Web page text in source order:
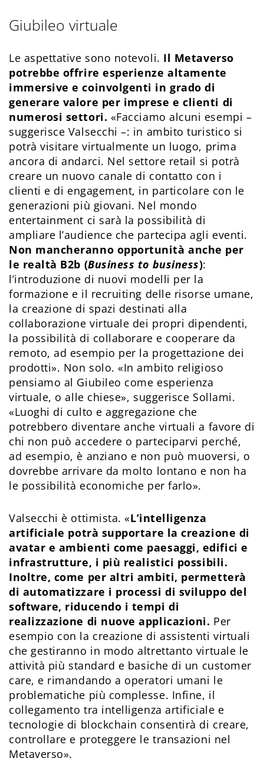
Giubileo virtuale
Le aspettative sono notevoli. Il Metaverso
potrebbe offrire esperienze altamente
immersive e coinvolgenti in grado di
generare valore per imprese e clienti di
numerosi settori. «Facciamo alcuni esempi –
suggerisce Valsecchi –: in ambito turistico si
potrà visitare virtualmente un luogo, prima
ancora di andarci. Nel settore retail si potrà
creare un nuovo canale di contatto con i
clienti e di engagement, in particolare con le
generazioni più giovani. Nel mondo
entertainment ci sarà la possibilità di
ampliare l’audience che partecipa agli eventi.
Non mancheranno opportunità anche per
le realtà B2b (Business to business):
l’introduzione di nuovi modelli per la
formazione e il recruiting delle risorse umane,
la creazione di spazi destinati alla
collaborazione virtuale dei propri dipendenti,
la possibilità di collaborare e cooperare da
remoto, ad esempio per la progettazione dei
prodotti». Non solo. «In ambito religioso
pensiamo al Giubileo come esperienza
virtuale, o alle chiese», suggerisce Sollami.
«Luoghi di culto e aggregazione che
potrebbero diventare anche virtuali a favore di
chi non può accedere o parteciparvi perché,
ad esempio, è anziano e non può muoversi, o
dovrebbe arrivare da molto lontano e non ha
le possibilità economiche per farlo».
Valsecchi è ottimista. «L’intelligenza
artificiale potrà supportare la creazione di
avatar e ambienti come paesaggi, edifici e
infrastrutture, i più realistici possibili.
Inoltre, come per altri ambiti, permetterà
di automatizzare i processi di sviluppo del
software, riducendo i tempi di
realizzazione di nuove applicazioni. Per
esempio con la creazione di assistenti virtuali
che gestiranno in modo altrettanto virtuale le
attività più standard e basiche di un customer
care, e rimandando a operatori umani le
problematiche più complesse. Infine, il
collegamento tra intelligenza artificiale e
tecnologie di blockchain consentirà di creare,
controllare e proteggere le transazioni nel
Metaverso».